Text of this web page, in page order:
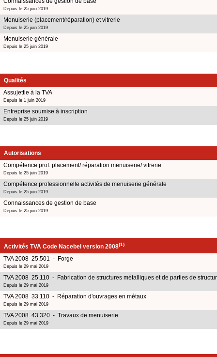
Depuis le 25 juin 2019
Menuiserie (placement/réparation) et vitrerie
Depuis le 25 juin 2019
Menuiserie générale
Depuis le 25 juin 2019
Qualités
Assujettie à la TVA
Depuis le 1 juin 2019
Entreprise soumise à inscription
Depuis le 25 juin 2019
Autorisations
Compétence prof. placement/ réparation menuiserie/ vitrerie
Depuis le 25 juin 2019
Compétence professionnelle activités de menuiserie générale
Depuis le 25 juin 2019
Connaissances de gestion de base
Depuis le 25 juin 2019
Activités TVA Code Nacebel version 2008(1)
TVA 2008 25.501 - Forge
Depuis le 29 mai 2019
TVA 2008 25.110 - Fabrication de structures métalliques et de parties de
Depuis le 29 mai 2019
TVA 2008 33.110 - Réparation d'ouvrages en métaux
Depuis le 29 mai 2019
TVA 2008 43.320 - Travaux de menuiserie
Depuis le 29 mai 2019